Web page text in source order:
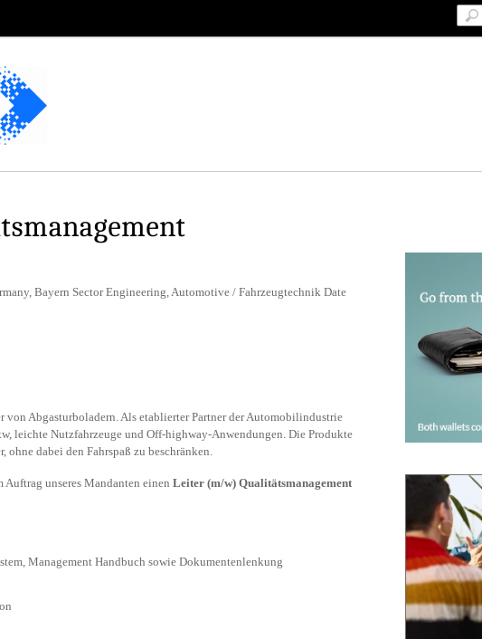
Bayern Sector Engineering, Automotive / Fahrzeugtechnik Date
Abgasturboladern. Als etablierter Partner der Automobilindustrie
leichte Nutzfahrzeuge und Off-highway-Anwendungen. Die Produkte
dabei den Fahrspaß zu beschränken.
unseres Mandanten einen Leiter (m/w) Qualitätsmanagement
Management Handbuch sowie Dokumentenlenkung